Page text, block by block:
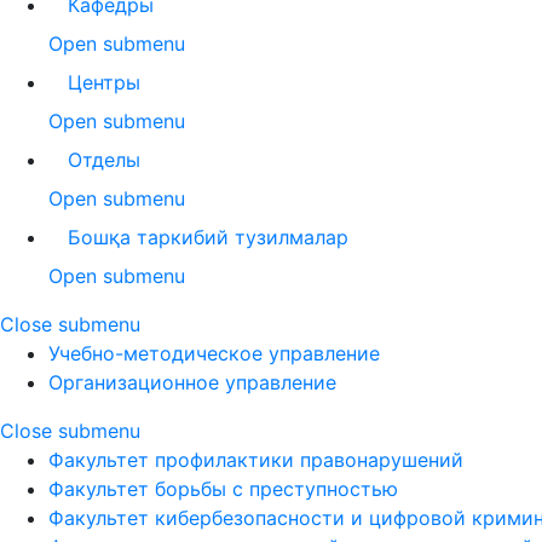
Кафедры
Open submenu
Центры
Open submenu
Отделы
Open submenu
Бошқа таркибий тузилмалар
Open submenu
Close submenu
Учебно-методическое управление
Организационное управление
Close submenu
Факультет профилактики правонарушений
Факультет борьбы с преступностью
Факультет кибербезопасности и цифровой